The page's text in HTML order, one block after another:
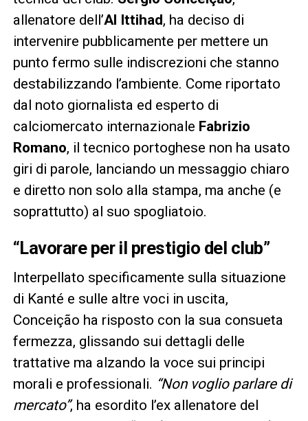
allenatore dell’Al Ittihad, ha deciso di
intervenire pubblicamente per mettere un
punto fermo sulle indiscrezioni che stanno
destabilizzando l’ambiente. Come riportato
dal noto giornalista ed esperto di
calciomercato internazionale Fabrizio
Romano, il tecnico portoghese non ha usato
giri di parole, lanciando un messaggio chiaro
e diretto non solo alla stampa, ma anche (e
soprattutto) al suo spogliatoio.
“Lavorare per il prestigio del club”
Interpellato specificamente sulla situazione
di Kanté e sulle altre voci in uscita,
Conceição ha risposto con la sua consueta
fermezza, glissando sui dettagli delle
trattative ma alzando la voce sui principi
morali e professionali. “Non voglio parlare di
mercato”, ha esordito l’ex allenatore del